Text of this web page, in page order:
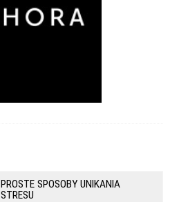
PROSTE SPOSOBY UNIKANIA
STRESU